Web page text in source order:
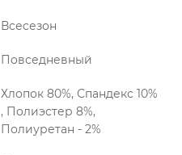
Всесезон
Повседневный
Хлопок 80%, Спандекс 10%
, Полиэстер 8%,
Полиуретан - 2%